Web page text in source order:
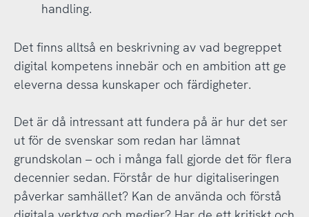
handling.
Det finns alltså en beskrivning av vad begreppet
digital kompetens innebär och en ambition att ge
eleverna dessa kunskaper och färdigheter.
Det är då intressant att fundera på är hur det ser
ut för de svenskar som redan har lämnat
grundskolan – och i många fall gjorde det för flera
decennier sedan. Förstår de hur digitaliseringen
påverkar samhället? Kan de använda och förstå